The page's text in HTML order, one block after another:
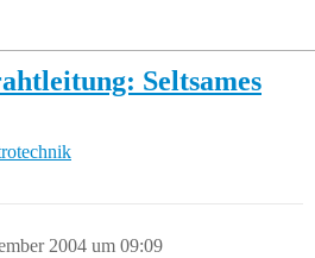
Seltsames
2004 um 09:09